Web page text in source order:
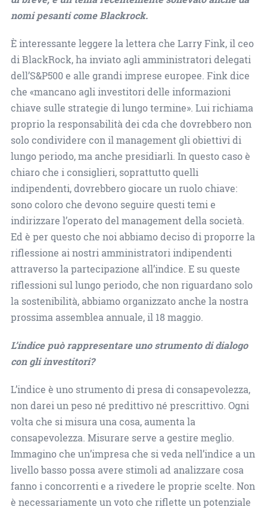
nomi pesanti come Blackrock.
È interessante leggere la lettera che Larry Fink, il ceo
di BlackRock, ha inviato agli amministratori delegati
dell’S&P500 e alle grandi imprese europee. Fink dice
che «mancano agli investitori delle informazioni
chiave sulle strategie di lungo termine». Lui richiama
proprio la responsabilità dei cda che dovrebbero non
solo condividere con il management gli obiettivi di
lungo periodo, ma anche presidiarli. In questo caso è
chiaro che i consiglieri, soprattutto quelli
indipendenti, dovrebbero giocare un ruolo chiave:
sono coloro che devono seguire questi temi e
indirizzare l’operato del management della società.
Ed è per questo che noi abbiamo deciso di proporre la
riflessione ai nostri amministratori indipendenti
attraverso la partecipazione all’indice. E su queste
riflessioni sul lungo periodo, che non riguardano solo
la sostenibilità, abbiamo organizzato anche la nostra
prossima assemblea annuale, il 18 maggio.
L’indice può rappresentare uno strumento di dialogo
con gli investitori?
L’indice è uno strumento di presa di consapevolezza,
non darei un peso né predittivo né prescrittivo. Ogni
volta che si misura una cosa, aumenta la
consapevolezza. Misurare serve a gestire meglio.
Immagino che un’impresa che si veda nell’indice a un
livello basso possa avere stimoli ad analizzare cosa
fanno i concorrenti e a rivedere le proprie scelte. Non
è necessariamente un voto che riflette un potenziale